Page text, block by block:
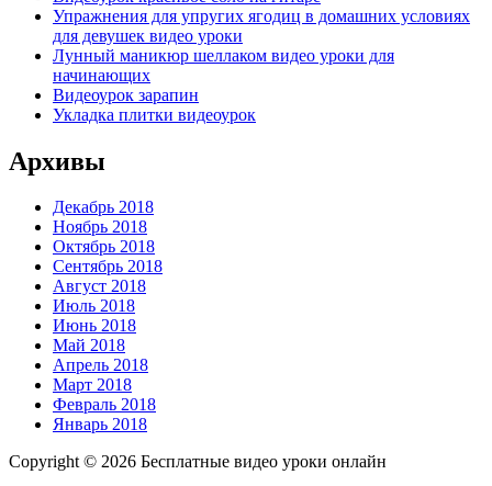
Упражнения для упругих ягодиц в домашних условиях
для девушек видео уроки
Лунный маникюр шеллаком видео уроки для
начинающих
Видеоурок зарапин
Укладка плитки видеоурок
Архивы
Декабрь 2018
Ноябрь 2018
Октябрь 2018
Сентябрь 2018
Август 2018
Июль 2018
Июнь 2018
Май 2018
Апрель 2018
Март 2018
Февраль 2018
Январь 2018
Copyright © 2026 Бесплатные видео уроки онлайн